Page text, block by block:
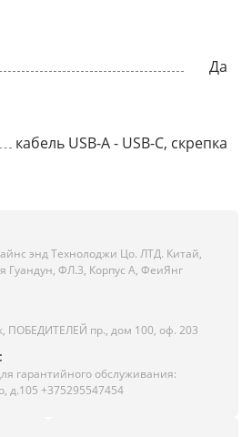
Да
кабель USB-A - USB-C, скрепка
энд Технолоджи Цо. ЛТД. Китай,
ФЛ.3, Корпус А, ФеиЯнг
ПОБЕДИТЕЛЕЙ пр., дом 100, оф. 203
гарантийного обслуживания:
д.105 +375295547454